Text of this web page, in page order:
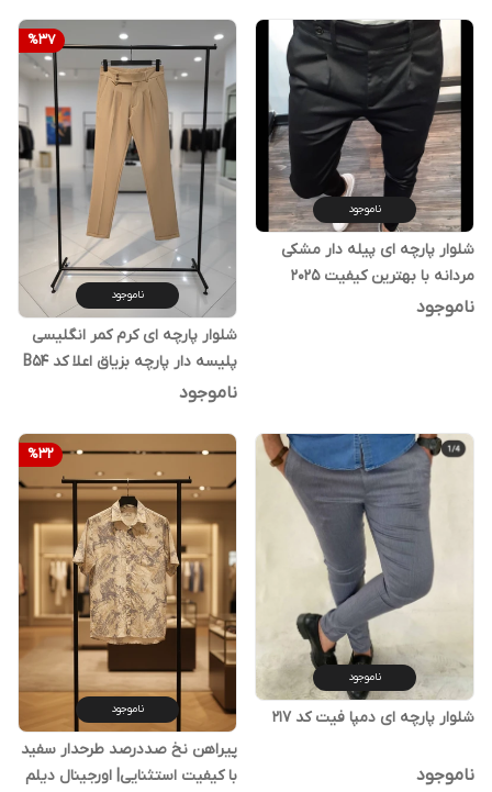
ناموجود
شلوار پارچه ای پیله دار مشکی
مردانه با بهترین کیفیت 2025
ناموجود
%37
ناموجود
شلوار پارچه ای کرم کمر انگلیسی
پلیسه دار پارچه بزیاق اعلا کد B54
ناموجود
ناموجود
شلوار پارچه ای دمپا فیت کد ۲۱۷
ناموجود
%32
ناموجود
پیراهن نخ صددرصد طرحدار سفید
با کیفیت استثنایی| اورجینال دیلم